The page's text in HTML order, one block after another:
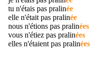
tu n'étais pas pralinée
elle n'était pas pralinée
nous n'étions pas pralinées
vous n'étiez pas pralinées
elles n'étaient pas pralinées